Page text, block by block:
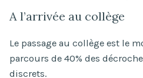
A l’arrivée au collège
Le passage au collège est le
parcours de 40% des
discrets.